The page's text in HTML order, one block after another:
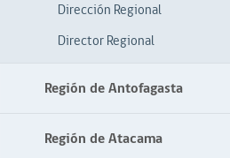
Dirección Regional
Director Regional
Región de Antofagasta
Región de Atacama